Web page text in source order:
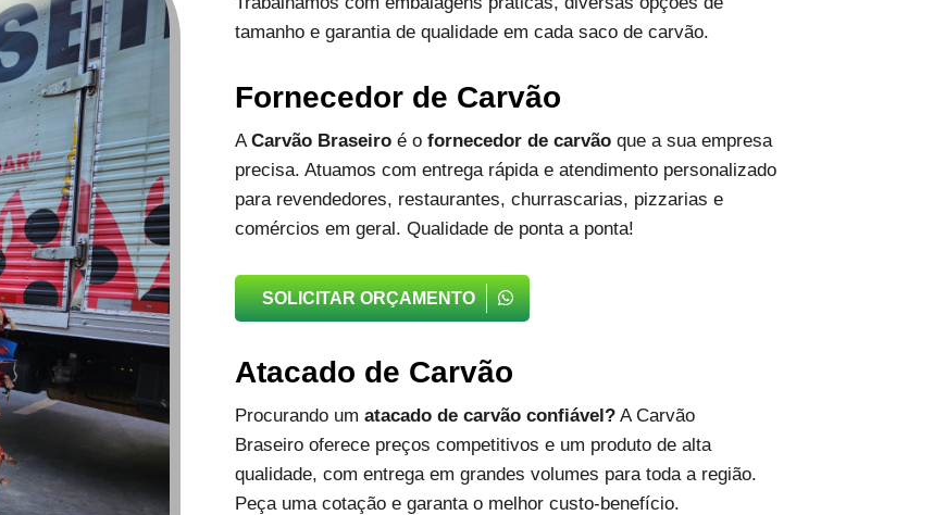
tamanho e garantia de qualidade em cada saco de carvão.
Fornecedor de Carvão
A Carvão Braseiroé o fornecedor de carvãoque a sua empresa
precisa. Atuamos com entrega rápida e atendimento personalizado
para revendedores, restaurantes, churrascarias, pizzarias e
comércios em geral. Qualidade de ponta a ponta!
SOLICITAR ORÇAMENTO
Atacado de Carvão
Procurando um atacado de carvão confiável?A Carvão
Braseiro oferece preços competitivos e um produto de alta
qualidade, com entrega em grandes volumes para toda a região.
Peça uma cotação e garanta o melhor custo-benefício.